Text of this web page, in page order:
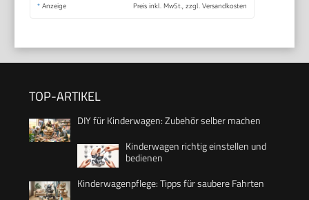
* Anzeige Preis inkl. MwSt., zzgl. Versandkosten
TOP-ARTIKEL
DIY für Kinderwagen: Zubehör selber machen
Kinderwagen richtig einstellen und
bedienen
Kinderwagenpflege: Tipps für saubere Fahrten